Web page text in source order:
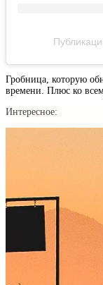
Гробница, которую
времени. Плюс ко
Интересное: